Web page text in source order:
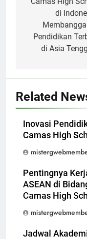
di
Pendidikan
di Asia
Related
Inovasi
Camas High
Pentingnya
ASEAN di
Camas High
Jadwal